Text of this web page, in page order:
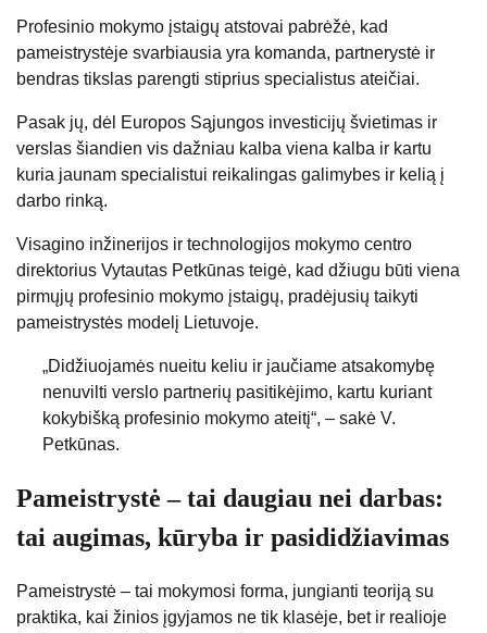
Profesinio mokymo įstaigų atstovai pabrėžė, kad
pameistrystėje svarbiausia yra komanda, partnerystė ir
bendras tikslas parengti stiprius specialistus ateičiai.
Pasak jų, dėl Europos Sąjungos investicijų švietimas ir
verslas šiandien vis dažniau kalba viena kalba ir kartu
kuria jaunam specialistui reikalingas galimybes ir kelią į
darbo rinką.
Visagino inžinerijos ir technologijos mokymo centro
direktorius Vytautas Petkūnas teigė, kad džiugu būti viena
pirmųjų profesinio mokymo įstaigų, pradėjusių taikyti
pameistrystės modelį Lietuvoje.
„Didžiuojamės nueitu keliu ir jaučiame atsakomybę
nenuvilti verslo partnerių pasitikėjimo, kartu kuriant
kokybišką profesinio mokymo ateitį“, – sakė V.
Petkūnas.
Pameistrystė – tai daugiau nei darbas:
tai augimas, kūryba ir pasididžiavimas
Pameistrystė – tai mokymosi forma, jungianti teoriją su
praktika, kai žinios įgyjamos ne tik klasėje, bet ir realioje